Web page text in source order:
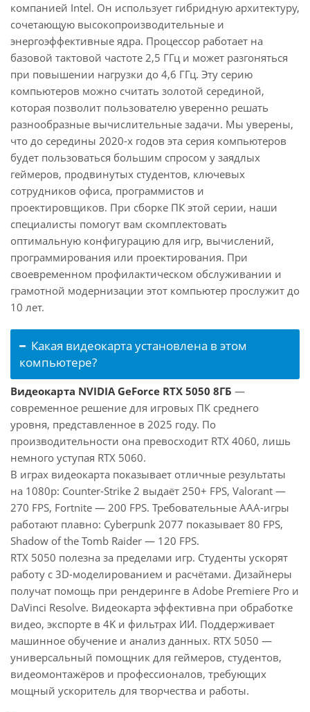
компанией Intel. Он использует гибридную архитектуру,
сочетающую высокопроизводительные и
энергоэффективные ядра. Процессор работает на
базовой тактовой частоте 2,5 ГГц и может разгоняться
при повышении нагрузки до 4,6 ГГц. Эту серию
компьютеров можно считать золотой серединой,
которая позволит пользователю уверенно решать
разнообразные вычислительные задачи. Мы уверены,
что до середины 2020-х годов эта серия компьютеров
будет пользоваться большим спросом у заядлых
геймеров, продвинутых студентов, ключевых
сотрудников офиса, программистов и
проектировщиков. При сборке ПК этой серии, наши
специалисты помогут вам скомплектовать
оптимальную конфигурацию для игр, вычислений,
программирования или проектирования. При
своевременном профилактическом обслуживании и
грамотной модернизации этот компьютер прослужит до
10 лет.
Какая видеокарта установлена в этом
компьютере?
Видеокарта NVIDIA GeForce RTX 5050 8ГБ —
современное решение для игровых ПК среднего
уровня, представленное в 2025 году. По
производительности она превосходит RTX 4060, лишь
немного уступая RTX 5060.
В играх видеокарта показывает отличные результаты
на 1080p: Counter-Strike 2 выдаёт 250+ FPS, Valorant —
270 FPS, Fortnite — 200 FPS. Требовательные AAA-игры
работают плавно: Cyberpunk 2077 показывает 80 FPS,
Shadow of the Tomb Raider — 120 FPS.
RTX 5050 полезна за пределами игр. Студенты ускорят
работу с 3D-моделированием и расчётами. Дизайнеры
получат помощь при рендеринге в Adobe Premiere Pro и
DaVinci Resolve. Видеокарта эффективна при обработке
видео, экспорте в 4K и фильтрах ИИ. Поддерживает
машинное обучение и анализ данных. RTX 5050 —
универсальный помощник для геймеров, студентов,
видеомонтажёров и профессионалов, требующих
мощный ускоритель для творчества и работы.